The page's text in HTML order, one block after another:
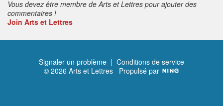
Vous devez être membre de Arts et Lettres pour ajouter des
commentaires !
Join Arts et Lettres
Signaler un problème | Conditions de service
© 2026 Arts et Lettres Propulsé par